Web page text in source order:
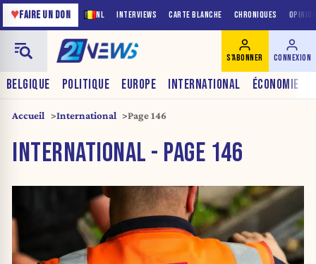
NL INTERVIEWS CARTE BLANCHE CHRONIQUES
♥FAIRE UN DON
BELGIQUE POLITIQUE EUROPE INTERNATIONAL ÉCONOMIE
S'ABONNER CONNEXION
Accueil International Page 146
INTERNATIONAL - PAGE 146